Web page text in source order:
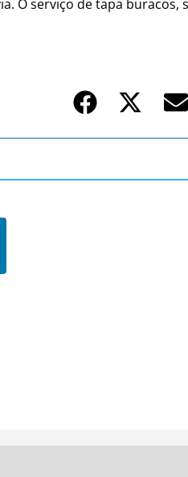
O serviço de tapa buracos,